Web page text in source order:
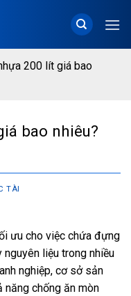
200 lít giá bao
bao nhiêu?
TÀI
ưu cho việc chứa đựng
liệu trong nhiều
nghiệp, cơ sở sản
năng chống ăn mòn